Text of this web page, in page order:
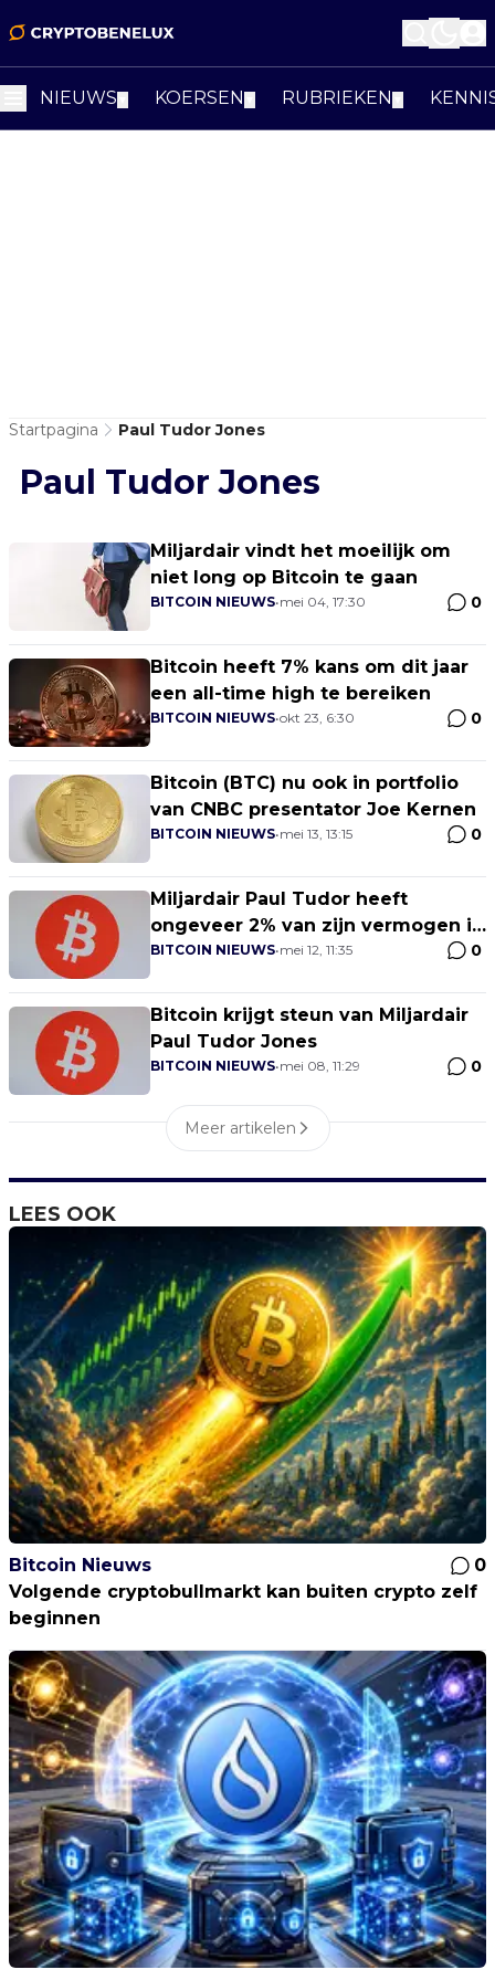
NIEUWS KOERSEN RUBRIEKEN
Startpagina Paul Tudor Jones
Paul Tudor Jones
Miljardair vindt het moeilijk om
niet long op Bitcoin te gaan
BITCOIN NIEUWS•mei 04, 17:30 0
Bitcoin heeft 7% kans om dit jaar
een all-time high te bereiken
BITCOIN NIEUWS•okt 23, 6:30 0
Bitcoin (BTC) nu ook in portfolio
van CNBC presentator Joe Kernen
BITCOIN NIEUWS•mei 13, 13:15 0
Miljardair Paul Tudor heeft
ongeveer 2% van zijn vermogen in
Bitcoin
BITCOIN NIEUWS•mei 12, 11:35 0
Bitcoin krijgt steun van Miljardair
Paul Tudor Jones
BITCOIN NIEUWS•mei 08, 11:29 0
Meer artikelen
LEES OOK
Bitcoin Nieuws
0
Volgende cryptobullmarkt kan buiten crypto zelf
beginnen